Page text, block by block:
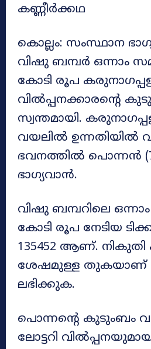
കണ്ണീർക്കഥ
കൊല്ലം: സംസ്ഥാന
വിഷു ബമ്പർ ഒന്നാം
കോടി രൂപ
വിൽപ്പനക്കാരന്റെ
സ്വന്തമായി.
വയലിൽ ഉന്നതിയിൽ
ഭവനത്തിൽ പൊന്നൻ
ഭാഗ്യവാൻ.
വിഷു ബമ്പറിലെ
കോടി രൂപ നേടിയ
135452 ആണ്. നികുതി
ശേഷമുള്ള തുകയാണ്
ലഭിക്കുക.
പൊന്നന്റെ കുടുംബം
ലോട്ടറി